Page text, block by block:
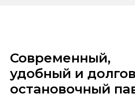
Современный,
удобный и
остановочный